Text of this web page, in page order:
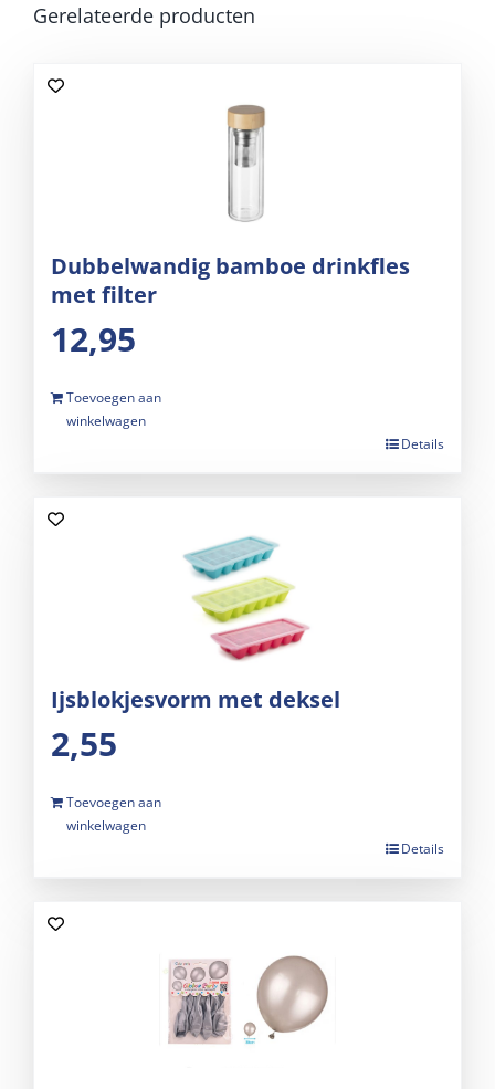
Gerelateerde producten
Dubbelwandig bamboe drinkfles
met filter
12,95
Toevoegen aan
winkelwagen
Details
Ijsblokjesvorm met deksel
2,55
Toevoegen aan
winkelwagen
Details